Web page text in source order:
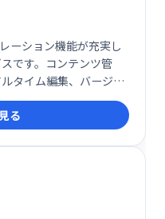
ーション機能が充実し
です。コンテンツ管
タイム編集、バージョ
の作業効率を向上させ
応し、ドキュメント
グも用意。月額$2.50〜
トライアルも提供して
などとの競合製品
。
る